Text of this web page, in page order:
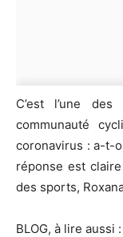
C’est l’une
communauté
coronavirus : a-t-
réponse est
des sports,
BLOG, à lire aussi :